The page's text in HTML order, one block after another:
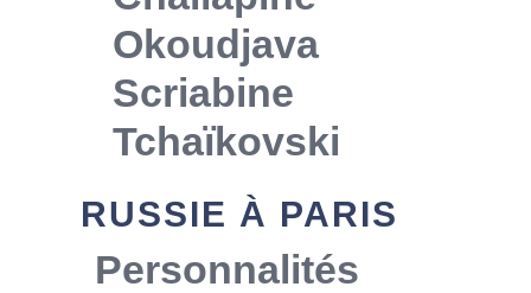
Okoudjava
Scriabine
Tchaïkovski
RUSSIE À PARIS
Personnalités